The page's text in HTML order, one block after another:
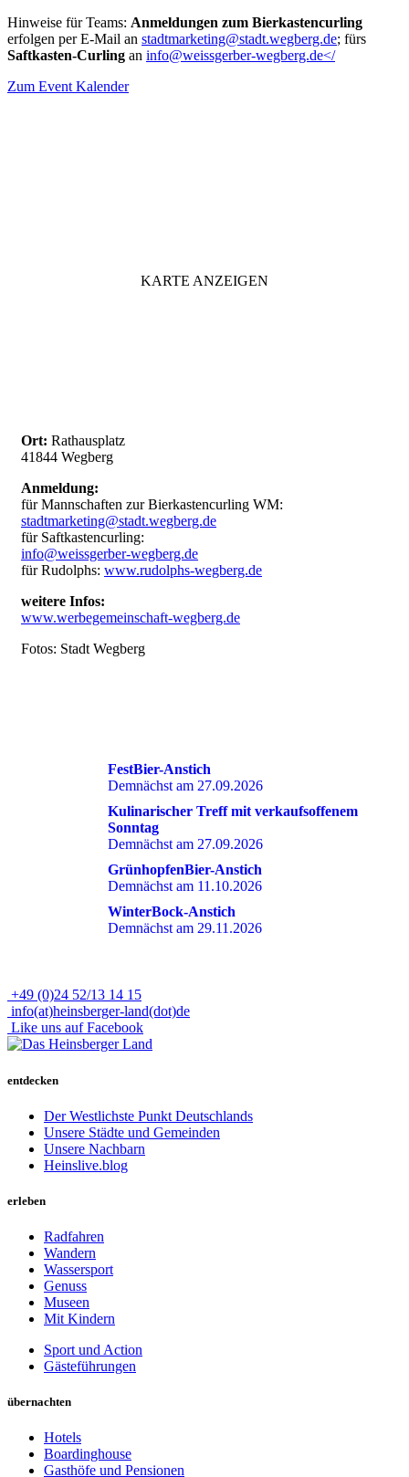
Hinweise für Teams: Anmeldungen zum Bierkastencurling
erfolgen per E-Mail an stadtmarketing@stadt.wegberg.de; fürs
Saftkasten-Curling an info@weissgerber-wegberg.de</
Zum Event Kalender
KARTE ANZEIGEN
Ort: Rathausplatz
41844 Wegberg
Anmeldung:
für Mannschaften zur Bierkastencurling WM:
stadtmarketing@stadt.wegberg.de
für Saftkastencurling:
info@weissgerber-wegberg.de
für Rudolphs: www.rudolphs-wegberg.de
weitere Infos:
www.werbegemeinschaft-wegberg.de
Fotos: Stadt Wegberg
FestBier-Anstich
Demnächst am 27.09.2026
Kulinarischer Treff mit verkaufsoffenem
Sonntag
Demnächst am 27.09.2026
GrünhopfenBier-Anstich
Demnächst am 11.10.2026
WinterBock-Anstich
Demnächst am 29.11.2026
+49 (0)24 52/13 14 15
info(at)heinsberger-land(dot)de
Like uns auf Facebook
entdecken
Der Westlichste Punkt Deutschlands
Unsere Städte und Gemeinden
Unsere Nachbarn
Heinslive.blog
erleben
Radfahren
Wandern
Wassersport
Genuss
Museen
Mit Kindern
Sport und Action
Gästeführungen
übernachten
Hotels
Boardinghouse
Gasthöfe und Pensionen